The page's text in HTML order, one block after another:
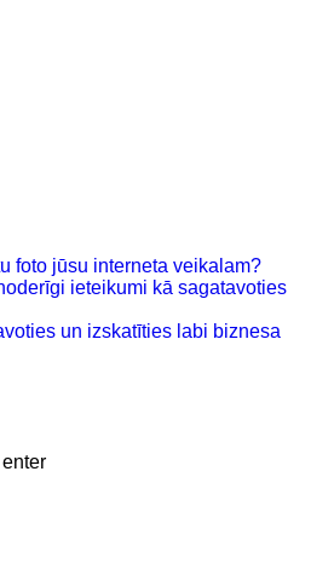
foto jūsu interneta veikalam?
ieteikumi kā sagatavoties
un izskatīties labi biznesa